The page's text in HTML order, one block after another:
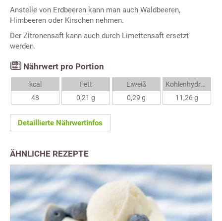
Anstelle von Erdbeeren kann man auch Waldbeeren,
Himbeeren oder Kirschen nehmen.
Der Zitronensaft kann auch durch Limettensaft ersetzt
werden.
Nährwert pro Portion
kcal
48
Fett
0,21 g
Eiweiß
0,29 g
Kohlenhydrate
11,26 g
Detaillierte Nährwertinfos
ÄHNLICHE REZEPTE